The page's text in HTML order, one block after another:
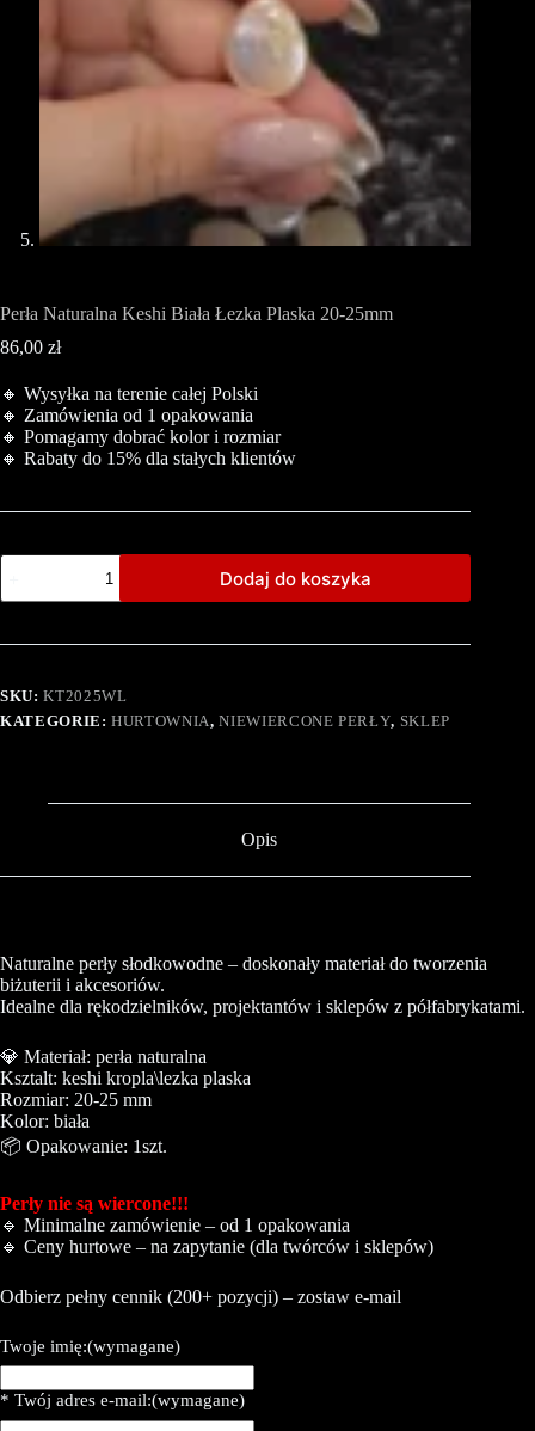
Perła Naturalna Keshi Biała Łezka Plaska 20-25mm
86,00 zł
🔸 Wysyłka na terenie całej Polski
🔸 Zamówienia od 1 opakowania
🔸 Pomagamy dobrać kolor i rozmiar
🔸 Rabaty do 15% dla stałych klientów
Dodaj do koszyka
SKU:KT2025WL
KATEGORIE:HURTOWNIA,NIEWIERCONE PERŁY, SKLEP
Opis
Naturalne perły słodkowodne – doskonały materiał do tworzenia
biżuterii i akcesoriów.
Idealne dla rękodzielników, projektantów i sklepów z półfabrykatami.
💎 Materiał: perła naturalna
Ksztalt: keshi kropla\lezka plaska
Rozmiar: 20-25 mm
Kolor: biała
📦 Opakowanie: 1szt.
Perły nie są wiercone!!!
🔹 Minimalne zamówienie – od 1 opakowania
🔹 Ceny hurtowe – na zapytanie (dla twórców i sklepów)
Odbierz pełny cennik (200+ pozycji) – zostaw e-mail
Twoje imię:(wymagane)
* Twój adres e-mail:(wymagane)